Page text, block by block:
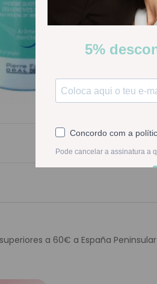
a 60€ a España Peninsular